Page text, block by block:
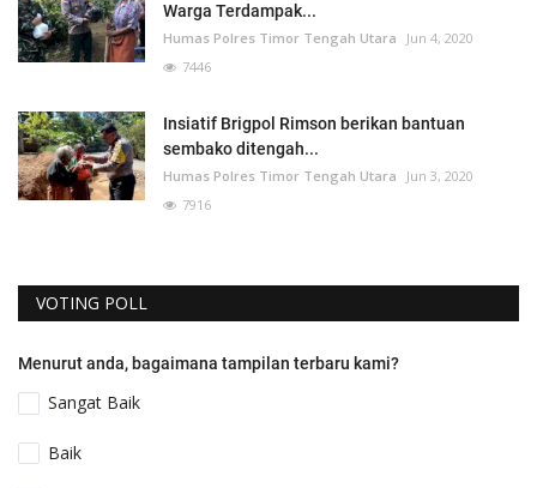
Warga Terdampak...
Humas Polres Timor Tengah Utara
Jun 4, 2020
7446
Insiatif Brigpol Rimson berikan bantuan
sembako ditengah...
Humas Polres Timor Tengah Utara
Jun 3, 2020
7916
VOTING POLL
Menurut anda, bagaimana tampilan terbaru kami?
Sangat Baik
Baik